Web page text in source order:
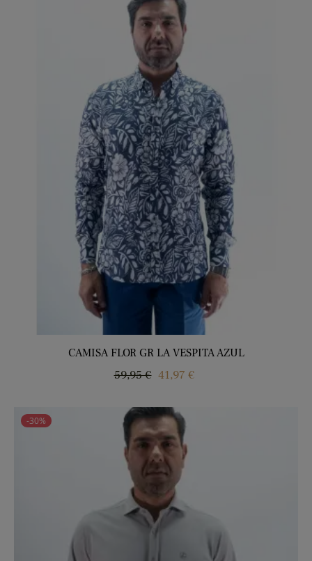
CAMISA FLOR GR LA VESPITA AZUL
Regular
59,95 € Price
41,97 €
-30%